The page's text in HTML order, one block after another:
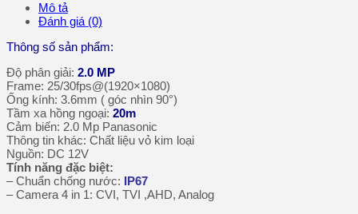
Mô tả
Đánh giá (0)
Thông số sản phẩm:
Độ phân giải: 2.0 MP
Frame: 25/30fps@(1920×1080)
Ống kính: 3.6mm ( góc nhìn 90°)
Tầm xa hồng ngoại: 20m
Cảm biến: 2.0 Mp Panasonic
Thông tin khác: Chất liệu vỏ kim loại
Nguồn: DC 12V
Tính năng đặc biệt:
– Chuẩn chống nước: IP67
– Camera 4 in 1: CVI, TVI ,AHD, Analog